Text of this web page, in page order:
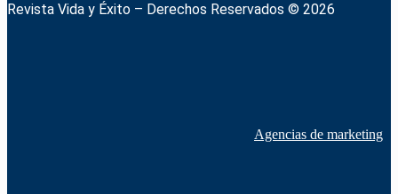
Revista Vida y Éxito – Derechos Reservados © 2026
Agencias de marketing